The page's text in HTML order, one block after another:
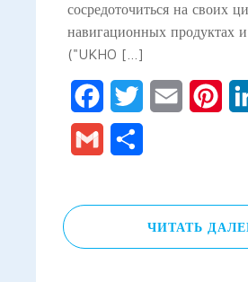
сосредоточиться на своих
навигационных продуктах и
("UKHO […]
FacebookTwitter Email
Gmail
ЧИТАТЬ